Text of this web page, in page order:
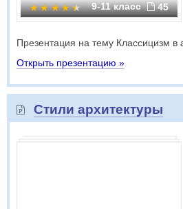
9-11 класс 45
Презентация на тему Классицизм в
Открыть презентацию »
Стили архитектуры